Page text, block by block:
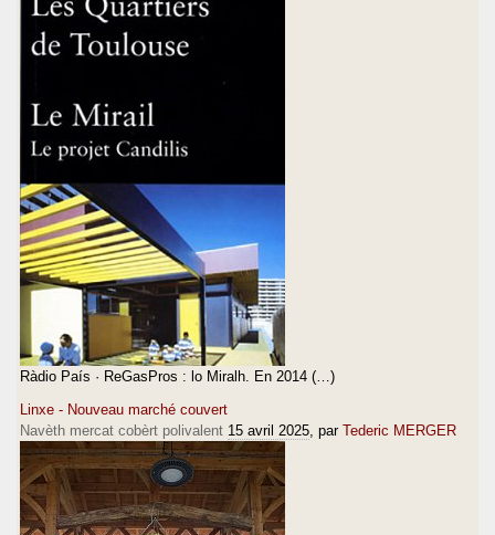
Ràdio País · ReGasPros : lo Miralh. En 2014 (…)
Linxe - Nouveau marché couvert
Navèth mercat cobèrt polivalent 15 avril 2025, par Tederic MERGER